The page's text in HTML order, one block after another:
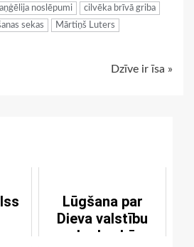
noslēpumi
cilvēka brīvā griba
sekas Mārtiņš Luters
Dzīve ir īsa »
Lūgšana par
Dieva valstību
nekad nebūs